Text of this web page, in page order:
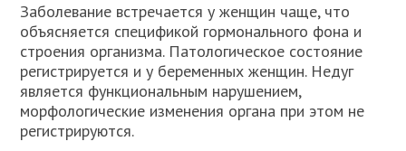
Заболевание встречается у женщин чаще, что
объясняется спецификой гормонального фона и
строения организма. Патологическое состояние
регистрируется и у беременных женщин. Недуг
является функциональным нарушением,
морфологические изменения органа при этом не
регистрируются.